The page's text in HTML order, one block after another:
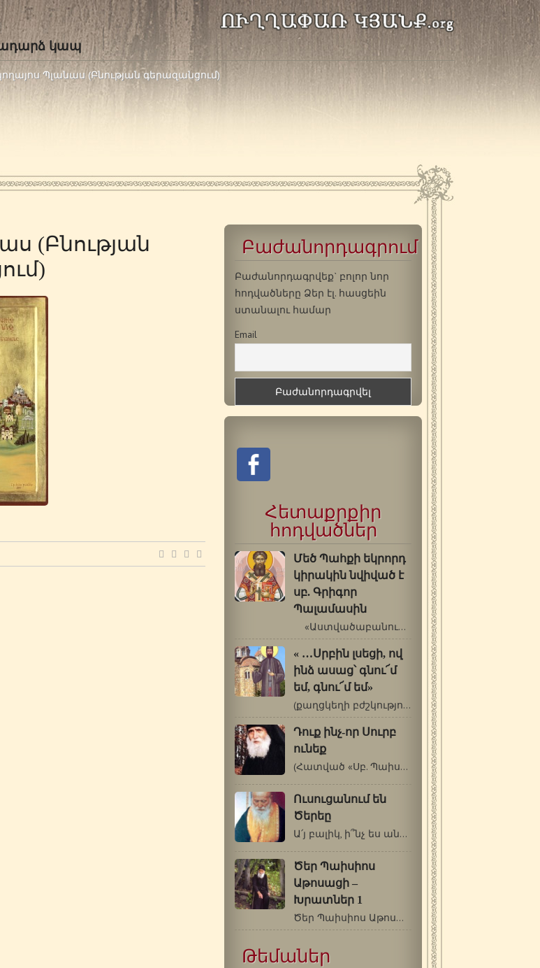
կապ
Պլանաս (Բնության գերազանցում)
(Բնության
Բաժանորդագրում
Բաժանորդագրվեք` բոլոր նոր
հոդվածները Ձեր էլ. հասցեին
ստանալու համար
Email
Հետաքրքիր
հոդվածներ
Մեծ Պահքի եկրորդ
կիրակին նվիված է
սբ. Գրիգոր
Պալամասին
«Աստվածաբանությունն ամբողջանում…
« …Սրբին լսեցի, ով
ինձ ասաց՝ գնու՜մ
եմ, գնու՜մ եմ»
(քաղցկեղի բժշկություն սբ. Եփրեմի…
Դուք ինչ-որ Սուրբ
ունեք
(Հատված «Սբ. Պաիսիոս Աթոսացու վարքն…
Ուսուցանում են
Ծերեը
Ա՛յ բալիկ, ի՞նչ ես անում Հ. Պորֆիրիոսի…
Ծեր Պաիսիոս
Աթոսացի –
Խրատներ 1
Ծեր Պաիսիոս Աթոսացի (1924-1994) Խրատներ…
Թեմաներ